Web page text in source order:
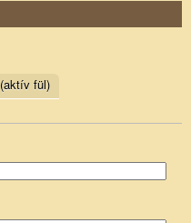
(aktív fül)